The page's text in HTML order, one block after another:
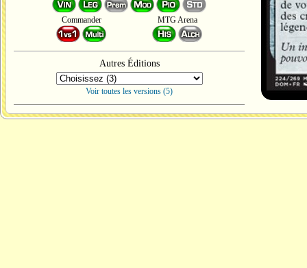
Commander MTG Arena
Autres Éditions
Voir toutes les versions (5)